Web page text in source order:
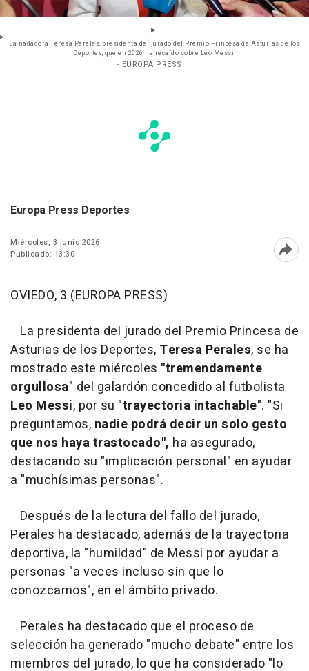
La nadadora Teresa Perales, presidenta del jurado del Premio Princesa de Asturias de los
Deportes, que en 2026 ha recaído sobre Leo Messi.
- EUROPA PRESS
Europa Press Deportes
Miércoles, 3 junio 2026
Publicado: 13:30
OVIEDO, 3 (EUROPA PRESS)
La presidenta del jurado del Premio Princesa de
Asturias de los Deportes, Teresa Perales, se ha
mostrado este miércoles "tremendamente
orgullosa" del galardón concedido al futbolista
Leo Messi, por su "trayectoria intachable". "Si
preguntamos, nadie podrá decir un solo gesto
que nos haya trastocado", ha asegurado,
destacando su "implicación personal" en ayudar
a "muchísimas personas".
Después de la lectura del fallo del jurado,
Perales ha destacado, además de la trayectoria
deportiva, la "humildad" de Messi por ayudar a
personas "a veces incluso sin que lo
conozcamos", en el ámbito privado.
Perales ha destacado que el proceso de
selección ha generado "mucho debate" entre los
miembros del jurado, lo que ha considerado "lo